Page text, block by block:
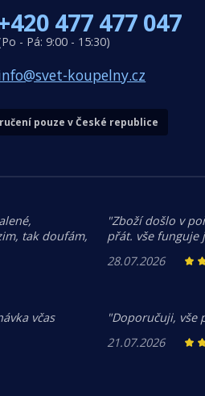
477 477 047
- Pá: 9:00 - 15:30)
koupelny.cz
pouze v České republice
tak doufám,
"Zboží došlo v
přát. vše funguje
28.07.2026
včas
"Doporučuji, vše
21.07.2026